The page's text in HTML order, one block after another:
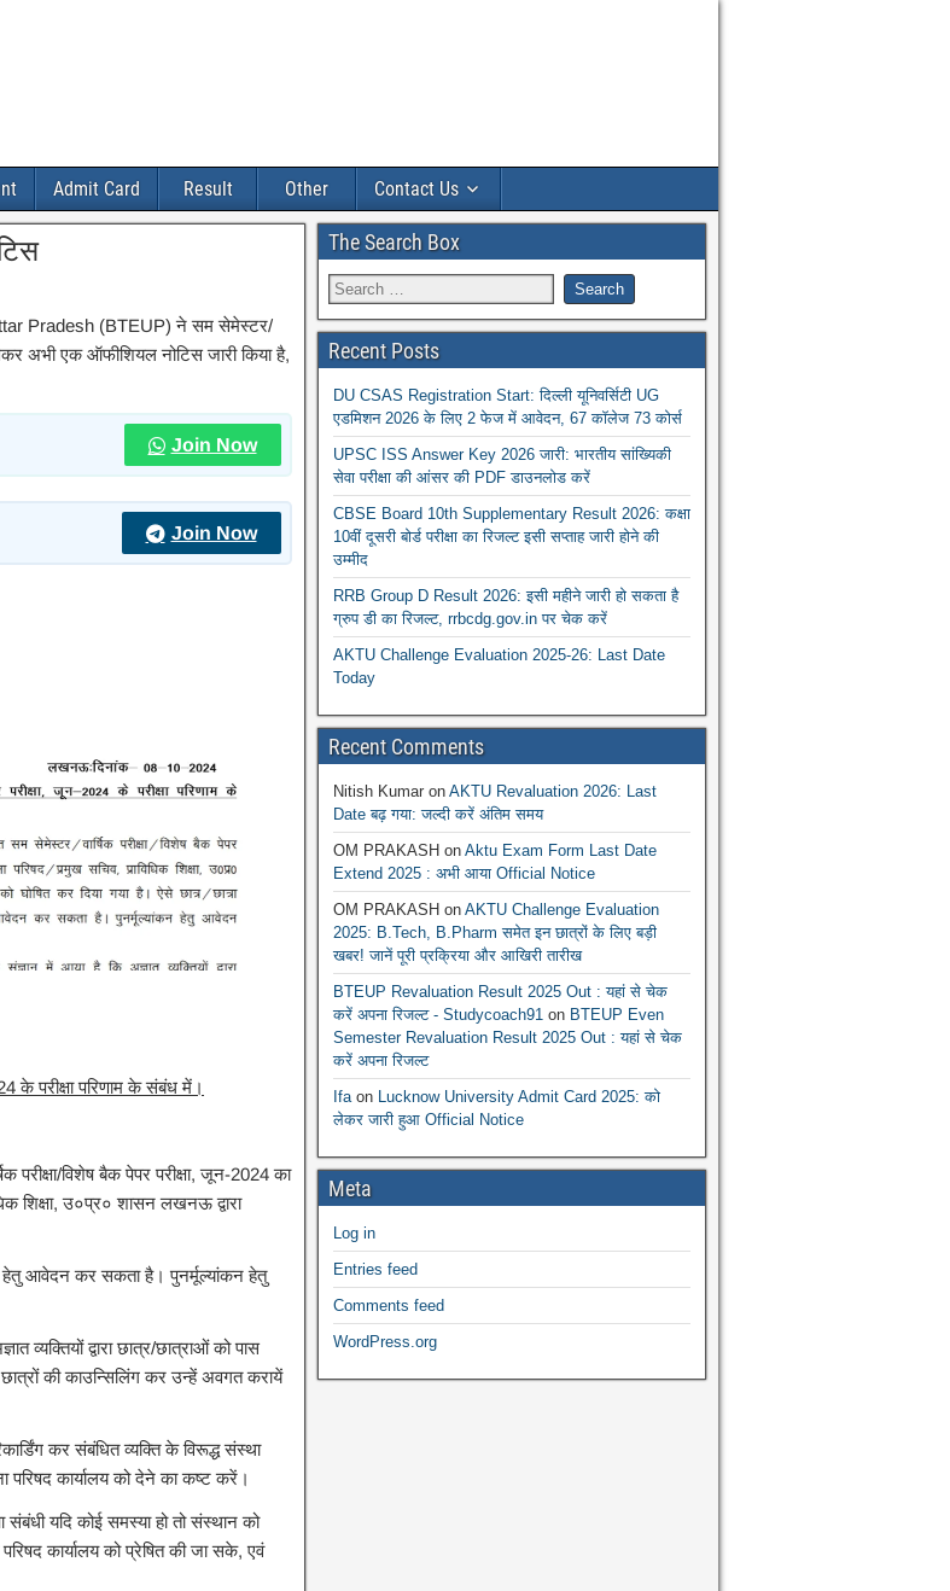
Admit Card Result Other Contact Us
Pradesh (BTEUP) ने सम सेमेस्टर/
अभी एक ऑफीशियल नोटिस जारी किया है,
Join Now
Join Now
के परीक्षा परिणाम के संबंध में।
परीक्षा/विशेष बैक पेपर परीक्षा, जून-2024 का
शिक्षा, उ०प्र० शासन लखनऊ द्वारा
हेतु आवेदन कर सकता है। पुनर्मूल्यांकन हेतु
व्यक्तियों द्वारा छात्र/छात्राओं को पास
की काउन्सिलिंग कर उन्हें अवगत करायें
कर संबंधित व्यक्ति के विरूद्ध संस्था
कार्यालय को देने का कष्ट करें।
यदि कोई समस्या हो तो संस्थान को
कार्यालय को प्रेषित की जा सके, एवं
The Search Box
Recent Posts
DU CSAS Registration Start: दिल्ली यूनिवर्सिटी UG
एडमिशन 2026 के लिए 2 फेज में आवेदन, 67 कॉलेज 73 कोर्स
UPSC ISS Answer Key 2026 जारी: भारतीय सांख्यिकी
सेवा परीक्षा की आंसर की PDF डाउनलोड करें
CBSE Board 10th Supplementary Result 2026: कक्षा
10वीं दूसरी बोर्ड परीक्षा का रिजल्ट इसी सप्ताह जारी होने की
उम्मीद
RRB Group D Result 2026: इसी महीने जारी हो सकता है
ग्रुप डी का रिजल्ट, rrbcdg.gov.in पर चेक करें
AKTU Challenge Evaluation 2025-26: Last Date
Today
Recent Comments
Nitish Kumaron AKTU Revaluation 2026: Last
Date बढ़ गया: जल्दी करें अंतिम समय
OM PRAKASH on Aktu Exam Form Last Date
Extend 2025 : अभी आया Official Notice
OM PRAKASH on AKTU Challenge Evaluation
2025: B.Tech, B.Pharm समेत इन छात्रों के लिए बड़ी
खबर! जानें पूरी प्रक्रिया और आखिरी तारीख
BTEUP Revaluation Result 2025 Out : यहां से चेक
करें अपना रिजल्ट - Studycoach91on BTEUP Even
Semester Revaluation Result 2025 Out : यहां से चेक
करें अपना रिजल्ट
Ifaon Lucknow University Admit Card 2025: को
लेकर जारी हुआ Official Notice
Meta
Log in
Entries feed
Comments feed
WordPress.org